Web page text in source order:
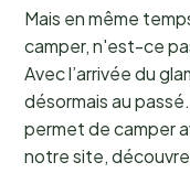
Mais en même
camper, n'est-ce
Avec l’arrivée du
désormais au
permet de camper
notre site,